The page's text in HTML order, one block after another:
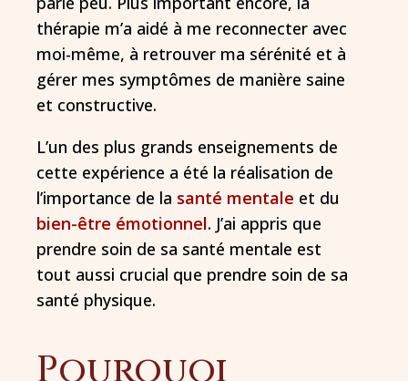
thérapie m’a aidé à me reconnecter avec
moi-même, à retrouver ma sérénité et à
gérer mes symptômes de manière saine
et constructive.
L’un des plus grands enseignements de
cette expérience a été la réalisation de
l’importance de la santé mentale et du
bien-être émotionnel. J’ai appris que
prendre soin de sa santé mentale est
tout aussi crucial que prendre soin de sa
santé physique.